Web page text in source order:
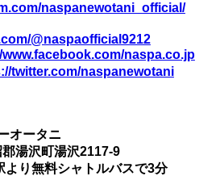
naspanewotani_official/
@naspaofficial9212
www.facebook.com/naspa.co.jp
twitter.com/naspanewotani
オータニ
湯沢町湯沢2117-9
より無料シャトルバスで3分